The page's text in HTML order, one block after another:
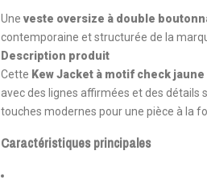
Une veste oversize à double
contemporaine et structurée de la
Description produit
Cette Kew Jacket à motif check
avec des lignes affirmées et des détails
touches modernes pour une pièce à la
Caractéristiques principales